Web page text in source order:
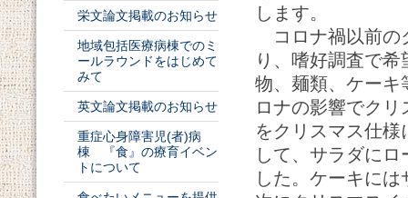
栄文論文掲載のお知らせ
地域包括医療病棟でのミ
ールラウンドをはじめて
みて
英文論文掲載のお知らせ
重症心身障害児(者)病
棟 『食』の療育イベン
トについて
します。
コロナ禍以前の
り、嗜好調査で
物、麺類、ケーキ
ロナの影響でク
をクリスマス仕
して、サラダに
した。ケーキに